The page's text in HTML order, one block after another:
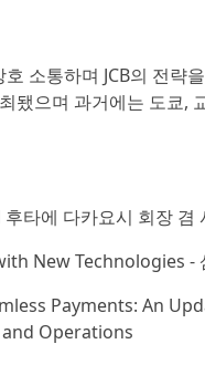
소통하며 JCB의 전
됐으며 과거에는 도쿄,
후타에 다카요시 회장 겸
New Technologies
Payments: An
Operations